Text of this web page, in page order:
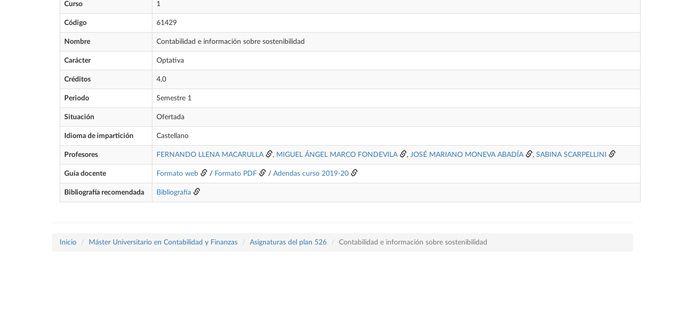
Curso 1
Código 61429
Nombre Contabilidad e información sobre sostenibilidad
Carácter Optativa
Créditos 4,0
Periodo Semestre 1
Situación Ofertada
Idioma de impartición Castellano
Profesores FERNANDO LLENA MACARULLA , MIGUEL ÁNGEL MARCO FONDEVILA , JOSÉ MARIANO MONEVA ABADÍA , SABINA SCARPELLINI
Guía docente Formato web / Formato PDF / Adendas curso 2019-20
Bibliografía recomendada Bibliografía
Inicio Máster Universitario en Contabilidad y Finanzas Asignaturas del plan 526 Contabilidad e información sobre sostenibilidad